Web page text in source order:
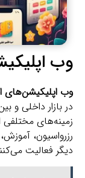
وب
وب اپلیکیشن‌های
در بازار داخلی و
زمینه‌های مختلفی
رزرواسیون،
دیگر فعالیت